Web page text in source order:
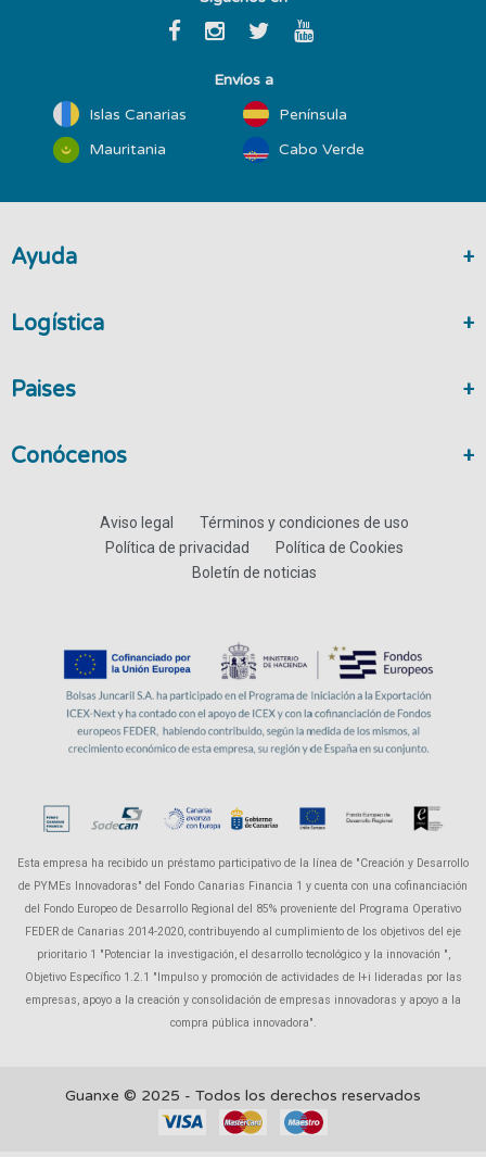
Envíos a
Islas Canarias
Península
Mauritania
Cabo Verde
Ayuda
Logística
Paises
Conócenos
Aviso legal
Términos y condiciones de uso
Política de privacidad
Política de Cookies
Boletín de noticias
Esta empresa ha recibido un préstamo participativo de la línea de "Creación y Desarrollo
de PYMEs Innovadoras" del Fondo Canarias Financia 1 y cuenta con una cofinanciación
del Fondo Europeo de Desarrollo Regional del 85% proveniente del Programa Operativo
FEDER de Canarias 2014-2020, contribuyendo al cumplimiento de los objetivos del eje
prioritario 1 "Potenciar la investigación, el desarrollo tecnológico y la innovación ",
Objetivo Específico 1.2.1 "Impulso y promoción de actividades de I+i lideradas por las
empresas, apoyo a la creación y consolidación de empresas innovadoras y apoyo a la
compra pública innovadora".
Guanxe © 2025 - Todos los derechos reservados